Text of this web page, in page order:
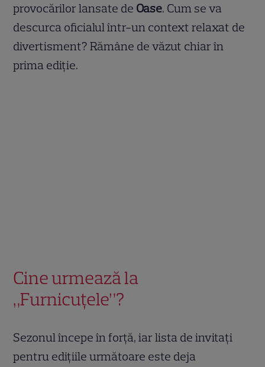
provocărilor lansate de Oase. Cum se va
descurca oficialul într-un context relaxat de
divertisment? Rămâne de văzut chiar în
prima ediție.
Cine urmează la
„Furnicuțele”?
Sezonul începe în forță, iar lista de invitați
pentru edițiile următoare este deja